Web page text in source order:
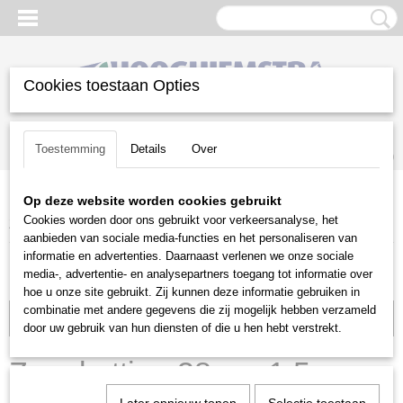
Inloggen Registreren
(0)
Home >Snoeien en Zagen> Kettingzagen | toebehoren
Zaagkettingen>Husqvarna>Zaagketting 38 cm 1.5mm 3/8"
Voorraad: 1
Zaagketting 38 cm 1.5mm
Cookies toestaan Opties
Toestemming Details Over
Op deze website worden cookies gebruikt
Cookies worden door ons gebruikt voor verkeersanalyse, het
aanbieden van sociale media-functies en het personaliseren van
informatie en advertenties. Daarnaast verlenen we onze sociale
media-, advertentie- en analysepartners toegang tot informatie over
hoe u onze site gebruikt. Zij kunnen deze informatie gebruiken in
combinatie met andere gegevens die zij mogelijk hebben verzameld
door uw gebruik van hun diensten of die u hen hebt verstrekt.